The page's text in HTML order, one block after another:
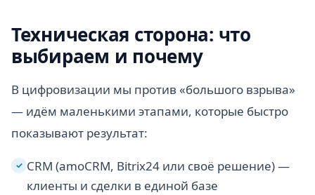
Техническая сторона: что
выбираем и почему
В цифровизации мы против «большого взрыва»
— идём маленькими этапами, которые быстро
показывают результат:
✓ CRM (amoCRM, Bitrix24 или своё решение) —
клиенты и сделки в единой базе